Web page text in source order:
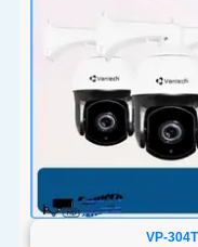
VP-